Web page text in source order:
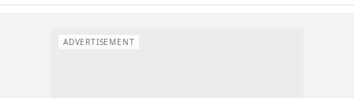
ADVERTISEMENT